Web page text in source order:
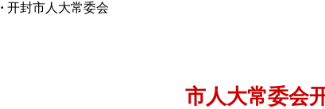
开封市人大常委会办公室关于人民群众信访有关事...
市人大常委会